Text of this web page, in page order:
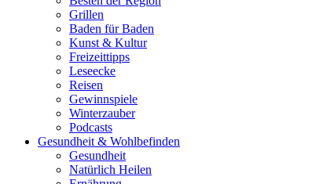
Grillen
Baden für Baden
Kunst & Kultur
Freizeittipps
Leseecke
Reisen
Gewinnspiele
Winterzauber
Podcasts
Gesundheit & Wohlbefinden
Gesundheit
Natürlich Heilen